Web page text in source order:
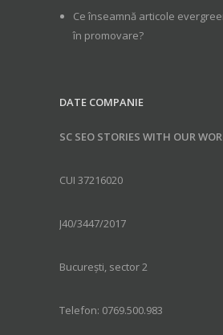
Ce înseamnă articole
în promovare?
DATE COMPANIE
SC SEO STORIES WITH OUR
CUI 37216020
J40/3447/2017
București, sector 2
Telefon: 0769.500.983